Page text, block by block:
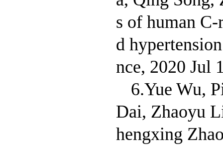
s of human
d
nce, 2020 Jul
6.Yue Wu,
Dai, Zhaoyu
hengxing